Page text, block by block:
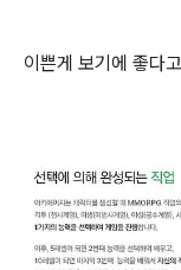
이쁜게 보기에 좋다